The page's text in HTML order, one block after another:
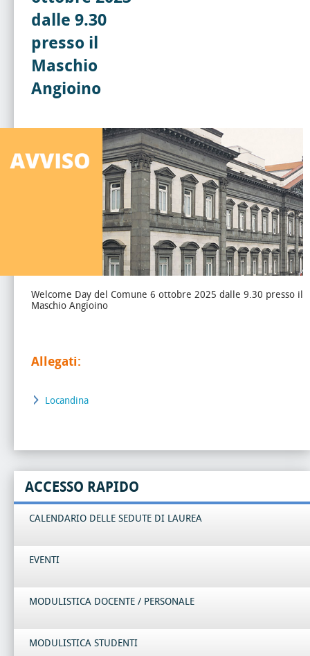
dalle 9.30
presso il
Maschio
Angioino
Welcome Day del Comune 6 ottobre 2025 dalle 9.30 presso il
Maschio Angioino
Allegati:
Locandina
ACCESSO RAPIDO
CALENDARIO DELLE SEDUTE DI LAUREA
EVENTI
MODULISTICA DOCENTE / PERSONALE
MODULISTICA STUDENTI